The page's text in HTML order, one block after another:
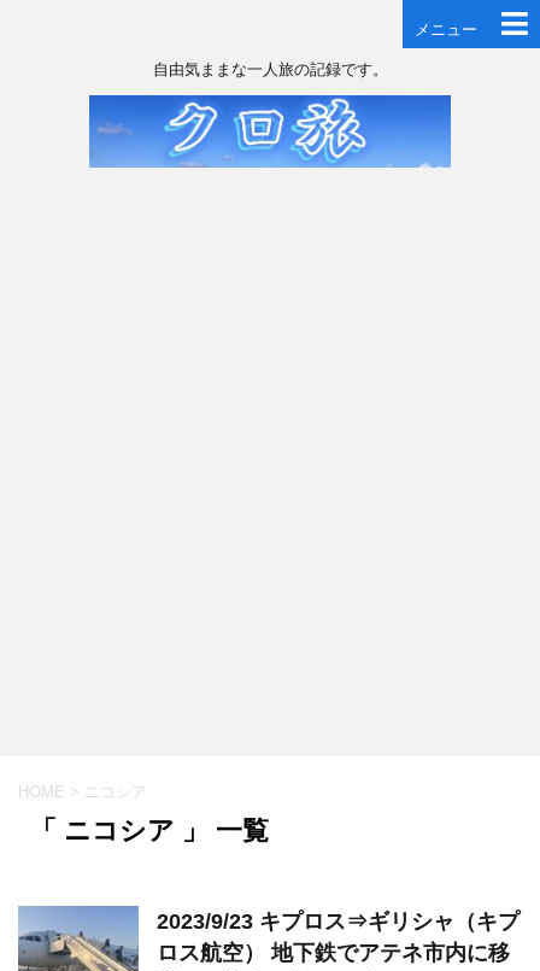
メニュー
自由気ままな一人旅の記録です。
HOME > ニコシア
「 ニコシア 」 一覧
2023/9/23 キプロス⇒ギリシャ（キプ
ロス航空） 地下鉄でアテネ市内に移